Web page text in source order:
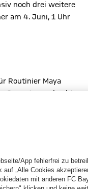
noch drei weitere
am 4. Juni, 1 Uhr
Routinier Maya
Gegentor und geht